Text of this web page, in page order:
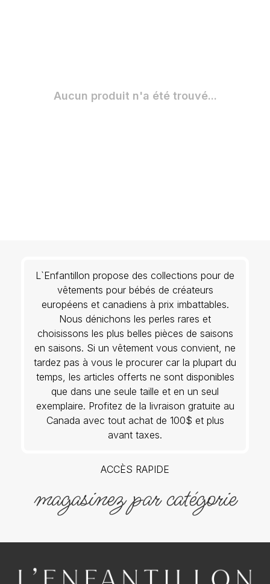
Aucun produit n'a été trouvé...
L`Enfantillon propose des collections pour de
vêtements pour bébés de créateurs
européens et canadiens à prix imbattables.
Nous dénichons les perles rares et
choisissons les plus belles pièces de saisons
en saisons. Si un vêtement vous convient, ne
tardez pas à vous le procurer car la plupart du
temps, les articles offerts ne sont disponibles
que dans une seule taille et en un seul
exemplaire. Profitez de la livraison gratuite au
Canada avec tout achat de 100$ et plus
avant taxes.
ACCÈS RAPIDE
magasinez par catégorie